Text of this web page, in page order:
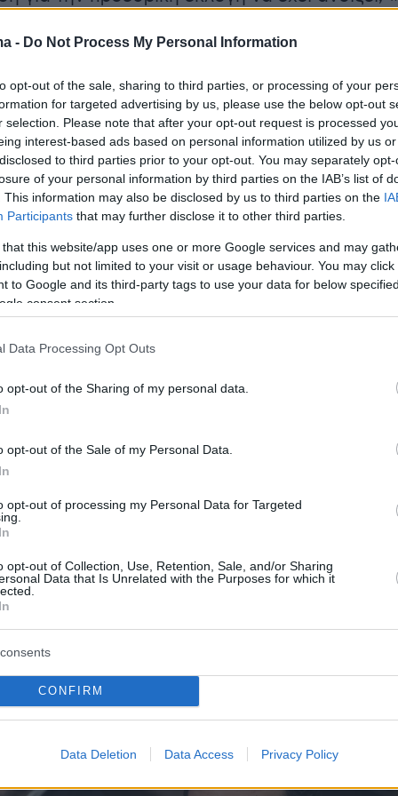
- Do Not Process My Personal Information
opt-out of the sale, sharing to third parties, or processing of your
for targeted advertising by us, please use the below opt-out
selection. Please note that after your opt-out request is processed
interest-based ads based on personal information utilized by us
to third parties prior to your opt-out. You may separately
of your personal information by third parties on the IAB’s list of
This information may also be disclosed by us to third parties on the
Participants that may further disclose it to other third parties.
that this website/app uses one or more Google services and may
but not limited to your visit or usage behaviour. You may
to Google and its third-party tags to use your data for below
consent section.
Data Processing Opt Outs
opt-out of the Sharing of my personal data.
opt-out of the Sale of my Personal Data.
opt-out of processing my Personal Data for Targeted
opt-out of Collection, Use, Retention, Sale, and/or Sharing
Data that Is Unrelated with the Purposes for which it
CONFIRM
Data Deletion Data Access Privacy Policy
Φάμελλος, για να παρατηρήσει πως «η
στα όργανά μας και όχι με
όπως είπε.
αναφορά στην στάση του ΠΑΣΟΚ, στον
του Προέδρου του, Νίκου
τον Πρωθυπουργό, Κυριάκο Μητσοτάκη,
ΣΥΡΙΖΑ-ΠΣ δεν θα είναι ποτέ η βολική
σε μία δεξιά αντιλαϊκή κυβέρνηση, που
της κοινωνίας, που επιφέρει εκτεταμένη
καταπατά το κράτος Δικαίου και που
που δεν έχει δώσει ακόμα απαντήσεις στο
υποκλοπών και στο έγκλημα των Τεμπών»
Πρόεδρος του ΣΥΡΙΖΑ ΠΣ. Ο ίδιος
νόημα πως «η κοινωνία δεν χρειάζεται μια
χρειάζεται μια αντιπολίτευση που θα
κυβέρνηση ασκεί πολιτικές εις βάρος των
όπως είπε, εξακοντίζοντας βέλη